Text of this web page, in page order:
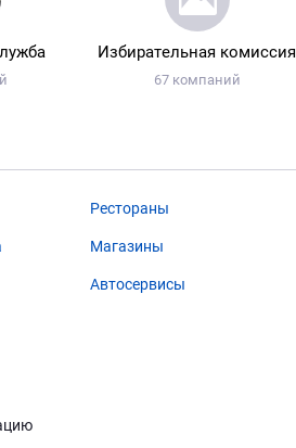
Избирательная комиссия
67 компаний
Рестораны
Магазины
Автосервисы